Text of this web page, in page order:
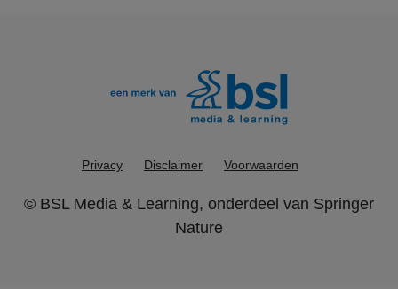
Privacy Disclaimer Voorwaarden
© BSL Media & Learning, onderdeel van Springer
Nature